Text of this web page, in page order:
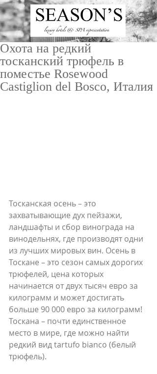
Охота на редкий
тосканский трюфель в
поместье Rosewood
Castiglion del Bosco, Италия
Тосканская осень – это
захватывающие дух пейзажи,
ландшафты и сбор винограда на
винодельнях, где производят одни
из лучших мировых вин. Осень в
Тоскане – это сезон самых дорогих
трюфелей, цена которых
начинается от двух тысяч евро за
килограмм и может достигать
больше 90 000 евро за килограмм!
Тоскана – почти единственное
место в мире, где можно найти
редкий вид tartufo bianco (белый
трюфель).